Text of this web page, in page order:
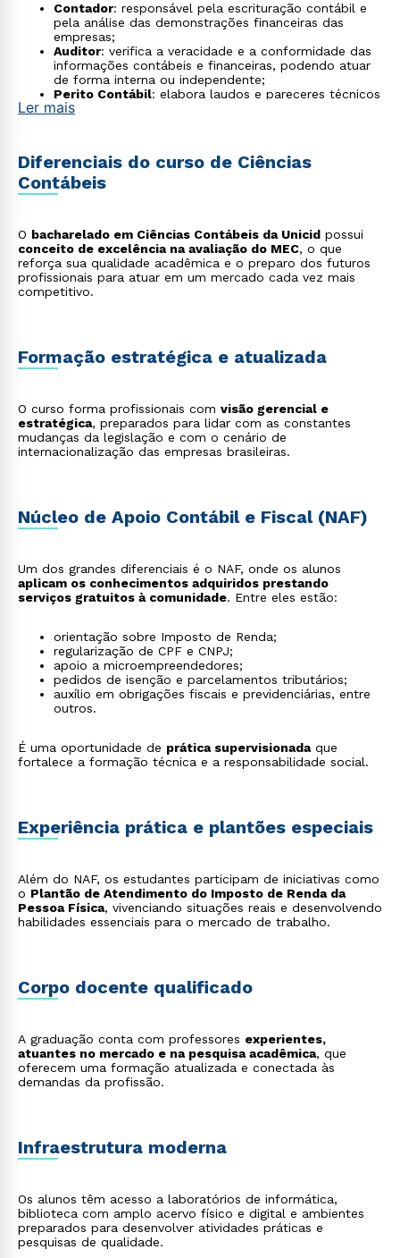
Contador: responsável pela escrituração contábil e
pela análise das demonstrações financeiras das
empresas;
Auditor: verifica a veracidade e a conformidade das
informações contábeis e financeiras, podendo atuar
de forma interna ou independente;
Perito Contábil: elabora laudos e pareceres técnicos
para auxiliar em processos judiciais e arbitragens;
Controller: gerencia controles internos, relatórios
financeiros e processos estratégicos das
organizações;
especialmente no âmbito fiscal e financeiro;
Especialista em Contabilidade Digital: automatiza
processos contábeis utilizando softwares e
ferramentas de Inteligência Artificial (IA);
Contador Forense
com contabilização e regulamentação de transações
envolvendo moedas digitais e contratos inteligentes.
internacionais (IFRS).
Ler mais
Diferenciais do curso de Ciências
Contábeis
O bacharelado em Ciências Contábeis da Unicid possui
conceito de excelência na avaliação do MEC, o que
reforça sua qualidade acadêmica e o preparo dos futuros
profissionais para atuar em um mercado cada vez mais
competitivo.
Formação estratégica e atualizada
O curso forma profissionais com visão gerencial e
estratégica, preparados para lidar com as constantes
mudanças da legislação e com o cenário de
internacionalização das empresas brasileiras.
Núcleo de Apoio Contábil e Fiscal (NAF)
Um dos grandes diferenciais é o NAF, onde os alunos
aplicam os conhecimentos adquiridos prestando
serviços gratuitos à comunidade. Entre eles estão:
orientação sobre Imposto de Renda;
regularização de CPF e CNPJ;
apoio a microempreendedores;
pedidos de isenção e parcelamentos tributários;
auxílio em obrigações fiscais e previdenciárias, entre
outros.
É uma oportunidade de prática supervisionadaque
fortalece a formação técnica e a responsabilidade social.
Experiência prática e plantões especiais
Além do NAF, os estudantes participam de iniciativas como
o Plantão de Atendimento do Imposto de Renda da
Pessoa Física, vivenciando situações reais e desenvolvendo
habilidades essenciais para o mercado de trabalho.
Corpo docente qualificado
A graduação conta com professores experientes,
atuantes no mercado e na pesquisa acadêmica, que
oferecem uma formação atualizada e conectada às
demandas da profissão.
Infraestrutura moderna
Os alunos têm acesso a laboratórios de informática,
biblioteca com amplo acervo físico e digital e ambientes
preparados para desenvolver atividades práticas e
pesquisas de qualidade.